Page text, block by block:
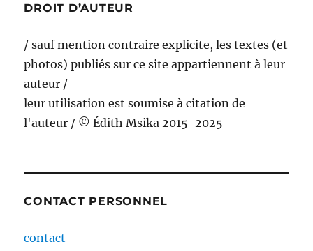
DROIT D’AUTEUR
/ sauf mention contraire explicite, les textes (et
photos) publiés sur ce site appartiennent à leur
auteur /
leur utilisation est soumise à citation de
l'auteur / © Édith Msika 2015-2025
CONTACT PERSONNEL
contact